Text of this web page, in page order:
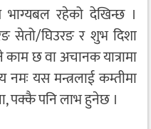
रहेको देखिन्छ ।
सेतो/घिउरङ र शुभ दिशा
छ वा अचानक यात्रामा
यस मन्त्रलाई कम्तीमा
पक्कै पनि लाभ हुनेछ ।